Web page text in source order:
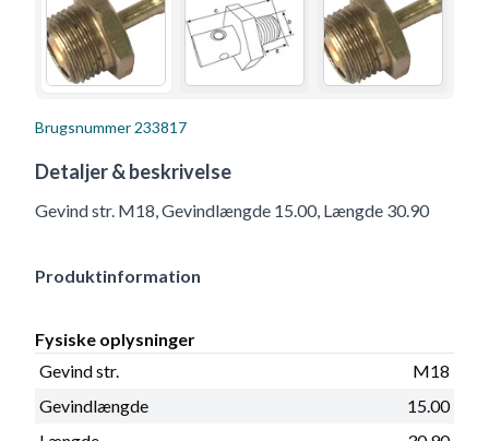
Brugsnummer 233817
Detaljer & beskrivelse
Gevind str. M18, Gevindlængde 15.00, Længde 30.90
Produktinformation
Fysiske oplysninger
Gevind str.
M18
Gevindlængde
15.00